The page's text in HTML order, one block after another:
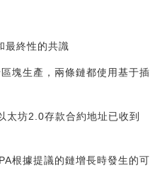
最終性的共識
塊生產，兩條鏈都使用基于插
坊2.0存款合約地址已收到
根據提議的鏈增長時發生的可